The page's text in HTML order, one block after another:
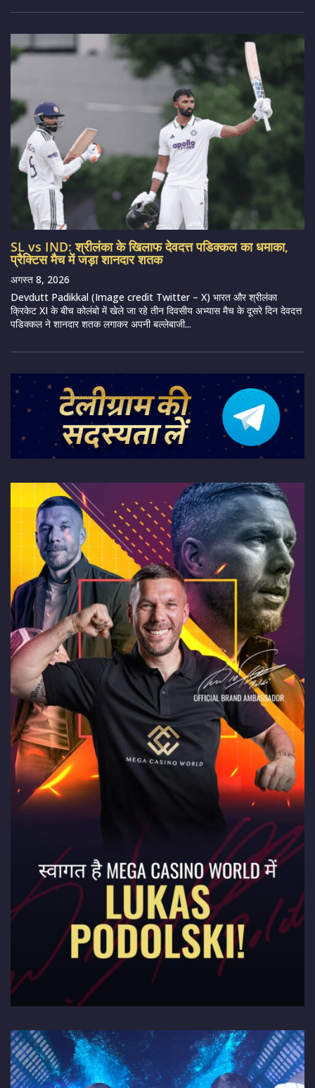
SL vs IND: श्रीलंका के खिलाफ देवदत्त पडिक्कल का धमाका,
प्रैक्टिस मैच में जड़ा शानदार शतक
अगस्त 8, 2026
Devdutt Padikkal (Image credit Twitter – X) भारत और श्रीलंका
क्रिकेट XI के बीच कोलंबो में खेले जा रहे तीन दिवसीय अभ्यास मैच के दूसरे दिन देवदत्त
पडिक्कल ने शानदार शतक लगाकर अपनी बल्लेबाजी...